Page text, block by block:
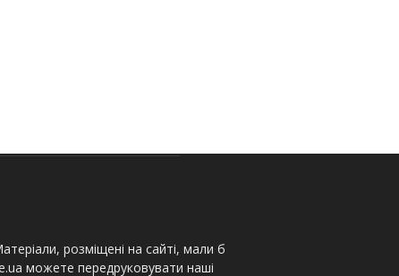
розміщені на сайті, мали б
можете передруковувати наші